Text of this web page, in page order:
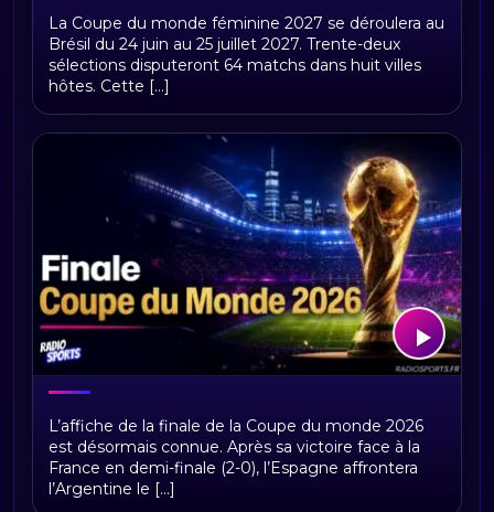
Coupe du monde féminine 2027 :
calendrier et résultats
La Coupe du monde féminine 2027 se déroulera au
Brésil du 24 juin au 25 juillet 2027. Trente-deux
sélections disputeront 64 matchs dans huit villes
hôtes. Cette [...]
Finale Coupe du Monde 2026 :
Espagne - Argentine
L’affiche de la finale de la Coupe du monde 2026
est désormais connue. Après sa victoire face à la
France en demi-finale (2-0), l’Espagne affrontera
l’Argentine le [...]